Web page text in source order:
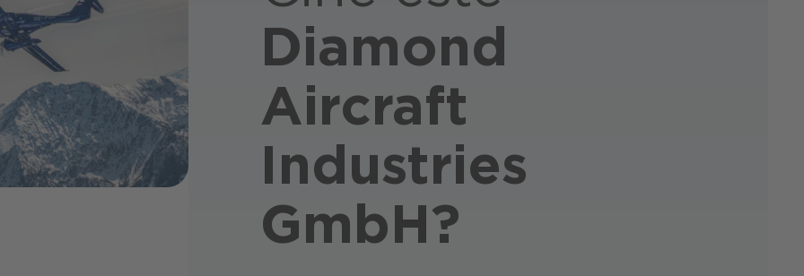
Diamond
Aircraft
Industries
GmbH?